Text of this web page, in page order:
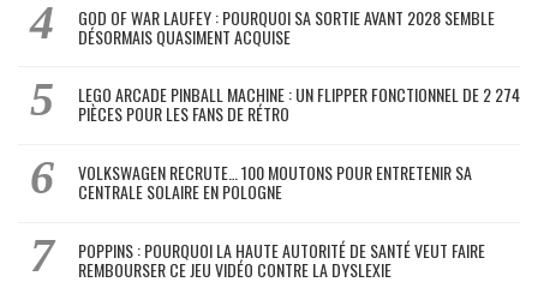
GOD OF WAR LAUFEY : POURQUOI SA SORTIE AVANT 2028 SEMBLE
DÉSORMAIS QUASIMENT ACQUISE
LEGO ARCADE PINBALL MACHINE : UN FLIPPER FONCTIONNEL DE 2 274
PIÈCES POUR LES FANS DE RÉTRO
VOLKSWAGEN RECRUTE… 100 MOUTONS POUR ENTRETENIR SA
CENTRALE SOLAIRE EN POLOGNE
POPPINS : POURQUOI LA HAUTE AUTORITÉ DE SANTÉ VEUT FAIRE
REMBOURSER CE JEU VIDÉO CONTRE LA DYSLEXIE